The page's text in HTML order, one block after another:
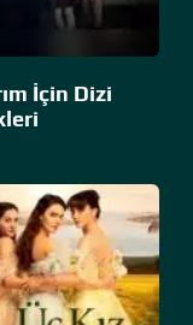
İçin Dizi